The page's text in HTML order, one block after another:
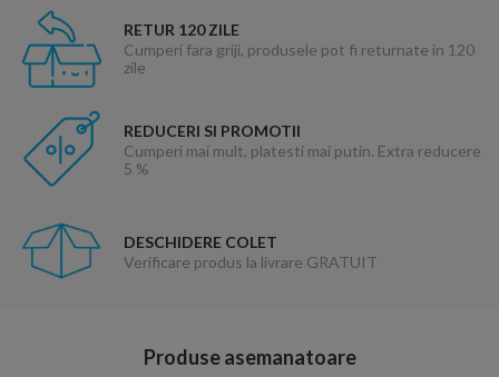
RETUR 120 ZILE
Cumperi fara griji, produsele pot fi returnate in 120
zile
REDUCERI SI PROMOTII
Cumperi mai mult, platesti mai putin. Extra reducere
5 %
DESCHIDERE COLET
Verificare produs la livrare GRATUIT
Produse asemanatoare